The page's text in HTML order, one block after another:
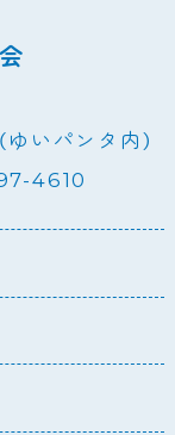
いパンタ内）
4610